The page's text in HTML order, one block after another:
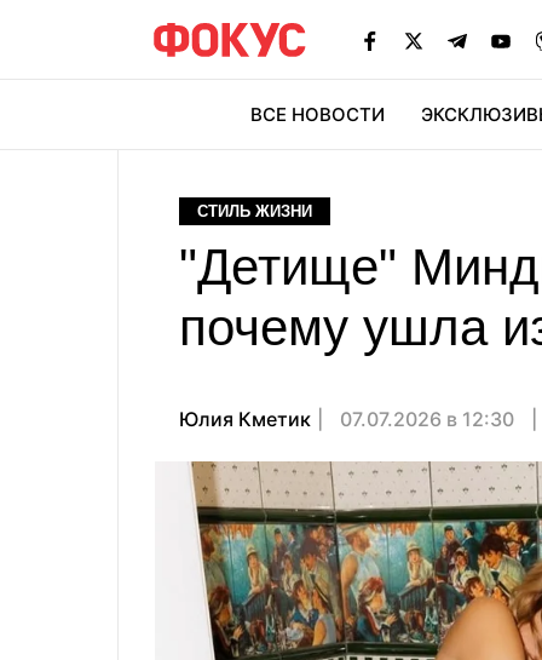
ВСЕ НОВОСТИ
СТИЛЬ ЖИЗНИ
"Детище"
почему ушла
Юлия Кметик 07.07.2026 в 12:30